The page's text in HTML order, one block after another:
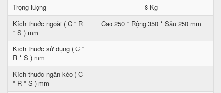
Trọng lượng
8 Kg
Kích thước ngoài ( C * R
* S ) mm
Cao 250 * Rộng 350 * Sâu 250 mm
Kích thước sử dụng ( C *
R * S ) mm
Kích thước ngăn kéo ( C
* R * S ) mm